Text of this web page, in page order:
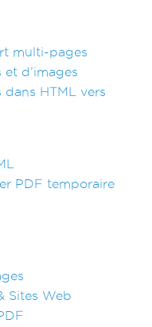
multi-pages
d’images
HTML vers
PDF temporaire
Sites Web